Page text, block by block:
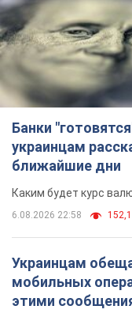
ближайшие дни
Каким будет курс
6.08.2026 22:58 152,1
Украинцам
мобильных
этими
Как не попасть в
6.08.2026 21:02 16,7
Самый дорогой
"Динамо" забил
10-й минуте
Поединок проходит в